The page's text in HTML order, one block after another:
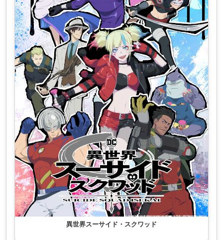
異世界スーサイド・スクワッド